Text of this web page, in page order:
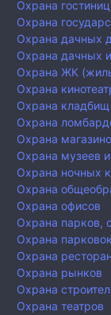
Охрана
Охрана
Охрана дачных
Охрана дачных
Охрана ЖК
Охрана
Охрана кладбищ
Охрана
Охрана
Охрана музеев
Охрана ночных
Охрана
Охрана офисов
Охрана парков,
Охрана
Охрана
Охрана рынков
Охрана
Охрана театров